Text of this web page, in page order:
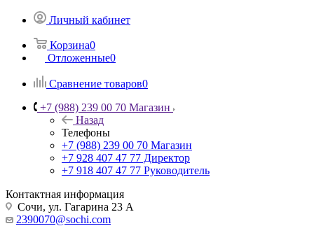
Личный кабинет
Корзина0
Отложенные0
Сравнение товаров0
+7 (988) 239 00 70 Магазин
Назад
Телефоны
+7 (988) 239 00 70 Магазин
+7 928 407 47 77 Директор
+7 918 407 47 77 Руководитель
Контактная информация
Сочи, ул. Гагарина 23 А
2390070@sochi.com